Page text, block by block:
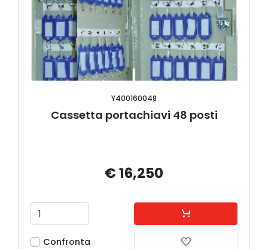
Y400160048
Cassetta portachiavi 48 posti
€ 16,250
Confronta